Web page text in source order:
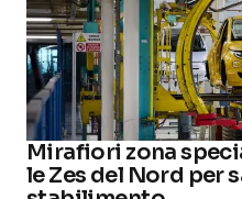
Mirafiori zona
le Zes del Nord per